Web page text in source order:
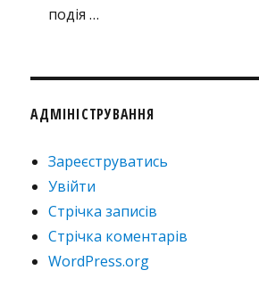
подія …
АДМІНІСТРУВАННЯ
Зареєструватись
Увійти
Стрічка записів
Стрічка коментарів
WordPress.org